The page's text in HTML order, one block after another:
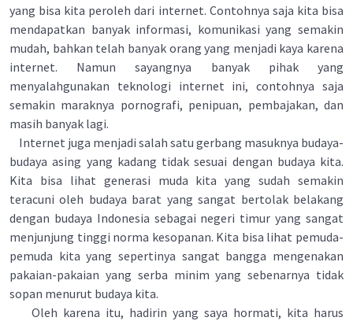
yang bisa kita peroleh dari internet. Contohnya saja kita bisa
mendapatkan banyak informasi, komunikasi yang semakin
mudah, bahkan telah banyak orang yang menjadi kaya karena
internet. Namun sayangnya banyak pihak yang
menyalahgunakan teknologi internet ini, contohnya saja
semakin maraknya pornografi, penipuan, pembajakan, dan
masih banyak lagi.
Internet juga menjadi salah satu gerbang masuknya budaya-
budaya asing yang kadang tidak sesuai dengan budaya kita.
Kita bisa lihat generasi muda kita yang sudah semakin
teracuni oleh budaya barat yang sangat bertolak belakang
dengan budaya Indonesia sebagai negeri timur yang sangat
menjunjung tinggi norma kesopanan. Kita bisa lihat pemuda-
pemuda kita yang sepertinya sangat bangga mengenakan
pakaian-pakaian yang serba minim yang sebenarnya tidak
sopan menurut budaya kita.
Oleh karena itu, hadirin yang saya hormati, kita harus